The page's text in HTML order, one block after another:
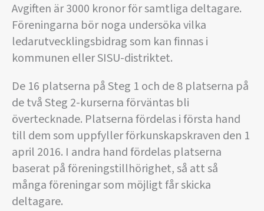
Avgiften är 3000 kronor för samtliga deltagare.
Föreningarna bör noga undersöka vilka
ledarutvecklingsbidrag som kan finnas i
kommunen eller SISU-distriktet.
De 16 platserna på Steg 1 och de 8 platserna på
de två Steg 2-kurserna förväntas bli
övertecknade. Platserna fördelas i första hand
till dem som uppfyller förkunskapskraven den 1
april 2016. I andra hand fördelas platserna
baserat på föreningstillhörighet, så att så
många föreningar som möjligt får skicka
deltagare.